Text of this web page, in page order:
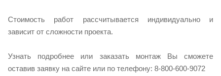
Стоимость работ рассчитывается индивидуально и
зависит от сложности проекта.
Узнать подробнее или заказать монтаж Вы сможете
оставив заявку на сайте или по телефону: 8-800-600-9072